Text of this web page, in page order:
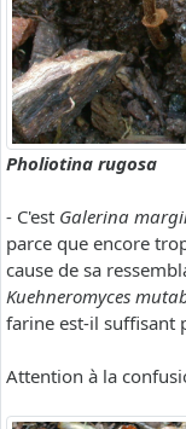
Pholiotina rugosa
- C'est Galerina
parce que encore
cause de sa
Kuehneromyces
farine est-il suffisant
Attention à la